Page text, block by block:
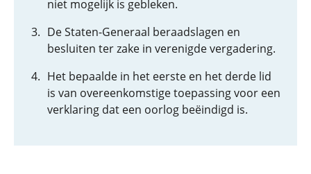
niet mogelijk is gebleken.
De Staten-Generaal beraadslagen en
besluiten ter zake in verenigde vergadering.
Het bepaalde in het eerste en het derde lid
is van overeenkomstige toepassing voor een
verklaring dat een oorlog beëindigd is.